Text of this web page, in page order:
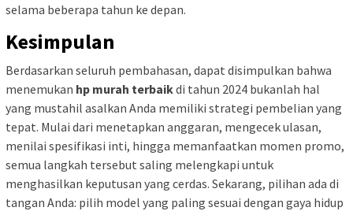
selama beberapa tahun ke depan.
Kesimpulan
Berdasarkan seluruh pembahasan, dapat disimpulkan bahwa
menemukan hp murah terbaikdi tahun 2024 bukanlah hal
yang mustahil asalkan Anda memiliki strategi pembelian yang
tepat. Mulai dari menetapkan anggaran, mengecek ulasan,
menilai spesifikasi inti, hingga memanfaatkan momen promo,
semua langkah tersebut saling melengkapi untuk
menghasilkan keputusan yang cerdas. Sekarang, pilihan ada di
tangan Anda: pilih model yang paling sesuai dengan gaya hidup